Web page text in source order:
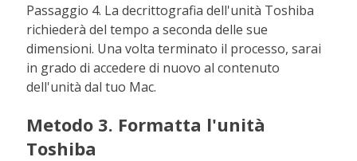
Passaggio 4. La decrittografia dell'unità Toshiba
richiederà del tempo a seconda delle sue
dimensioni. Una volta terminato il processo, sarai
in grado di accedere di nuovo al contenuto
dell'unità dal tuo Mac.
Metodo 3. Formatta l'unità
Toshiba